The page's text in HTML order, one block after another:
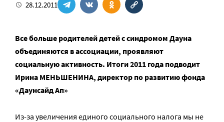
28.12.2011
Все больше родителей детей с синдромом Дауна
объединяются в ассоциации, проявляют
социальную активность. Итоги 2011 года подводит
Ирина МЕНЬШЕНИНА, директор по развитию фонда
«Даунсайд Ап»
Из-за увеличения единого социального налога мы не